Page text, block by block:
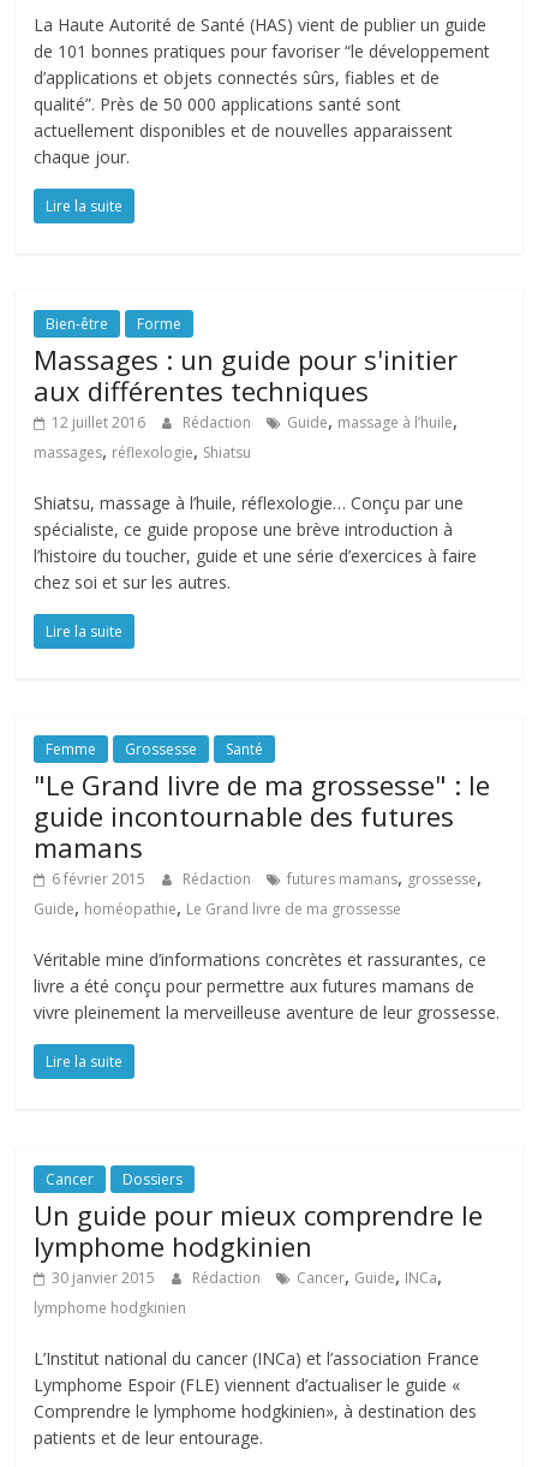
La Haute Autorité de Santé (HAS) vient de publier un guide
de 101 bonnes pratiques pour favoriser “le développement
d’applications et objets connectés sûrs, fiables et de
qualité”. Près de 50 000 applications santé sont
actuellement disponibles et de nouvelles apparaissent
chaque jour.
Lire la suite
Bien-être Forme
Massages : un guide pour s'initier
aux différentes techniques
12 juillet 2016 Rédaction Guide, massage à l’huile,
massages, réflexologie, Shiatsu
Shiatsu, massage à l’huile, réflexologie… Conçu par une
spécialiste, ce guide propose une brève introduction à
l’histoire du toucher, guide et une série d’exercices à faire
chez soi et sur les autres.
Lire la suite
Femme Grossesse Santé
"Le Grand livre de ma grossesse" : le
guide incontournable des futures
mamans
6 février 2015 Rédaction futures mamans, grossesse,
Guide, homéopathie, Le Grand livre de ma grossesse
Véritable mine d’informations concrètes et rassurantes, ce
livre a été conçu pour permettre aux futures mamans de
vivre pleinement la merveilleuse aventure de leur grossesse.
Lire la suite
Cancer Dossiers
Un guide pour mieux comprendre le
lymphome hodgkinien
30 janvier 2015 Rédaction Cancer, Guide, INCa,
lymphome hodgkinien
L’Institut national du cancer (INCa) et l’association France
Lymphome Espoir (FLE) viennent d’actualiser le guide «
Comprendre le lymphome hodgkinien», à destination des
patients et de leur entourage.